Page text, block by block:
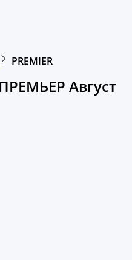
PREMIER
Август